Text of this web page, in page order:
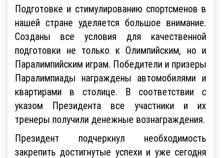
Подготовке и стимулированию спортсменов в
нашей стране уделяется большое внимание.
Созданы все условия для качественной
подготовки не только к Олимпийским, но и
Паралимпийским играм. Победители и призеры
Паралимпиады награждены автомобилями и
квартирами в столице. В соответствии с
указом Президента все участники и их
тренеры получили денежные вознаграждения.
Президент подчеркнул необходимость
закрепить достигнутые успехи и уже сегодня